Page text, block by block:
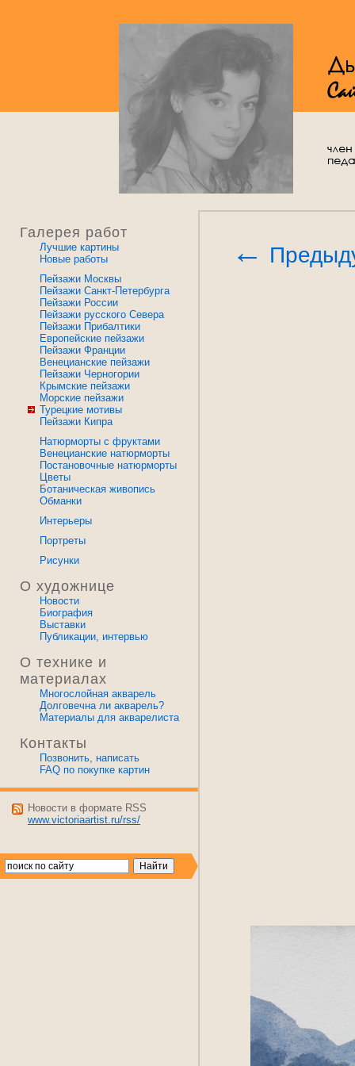
Галерея работ
Лучшие картины
Новые работы
Пейзажи Москвы
Пейзажи Санкт-Петербурга
Пейзажи России
Пейзажи русского Севера
Пейзажи Прибалтики
Европейские пейзажи
Пейзажи Франции
Венецианские пейзажи
Пейзажи Черногории
Крымские пейзажи
Морские пейзажи
Турецкие мотивы
Пейзажи Кипра
Натюрморты с фруктами
Венецианские натюрморты
Постановочные натюрморты
Цветы
Ботаническая живопись
Обманки
Интерьеры
Портреты
Рисунки
О художнице
Новости
Биография
Выставки
Публикации, интервью
О технике и
материалах
Многослойная акварель
Долговечна ли акварель?
Материалы для акварелиста
Контакты
Позвонить, написать
FAQ по покупке картин
Новости в формате RSS
www.victoriaartist.ru/rss/
←